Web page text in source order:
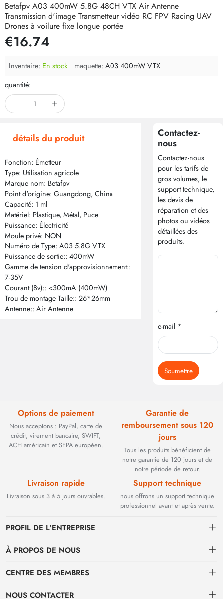
Betafpv A03 400mW 5.8G 48CH VTX Air Antenne
Transmission d'image Transmetteur vidéo RC FPV Racing UAV
Drones à voilure fixe longue portée
€16.74
Inventaire: En stock maquette: A03 400mW VTX
quantité:
détails du produit
Fonction: Émetteur
Type: Utilisation agricole
Marque nom: Betafpv
Point d'origine: Guangdong, China
Capacité: 1 ml
Matériel: Plastique, Métal, Puce
Puissance: Électricité
Moule privé: NON
Numéro de Type: A03 5.8G VTX
Puissance de sortie:: 400mW
Gamme de tension d'approvisionnement::
7-35V
Courant (8v):: <300mA (400mW)
Trou de montage Taille:: 26*26mm
Antenne:: Air Antenne
Contactez-
nous
Contactez-nous
pour les tarifs de
gros volumes, le
support technique,
les devis de
réparation et des
photos ou vidéos
détaillées des
produits.
e-mail *
Soumettre
Options de paiement
Nous acceptons : PayPal, carte de
crédit, virement bancaire, SWIFT,
ACH américain et SEPA européen.
Garantie de
remboursement sous 120
jours
Tous les produits bénéficient de
notre garantie de 120 jours et de
notre période de retour.
Livraison rapide
Livraison sous 3 à 5 jours ouvrables.
Support technique
nous offrons un support technique
professionnel avant et après vente.
PROFIL DE L'ENTREPRISE
Fondée en 2002, BEYOND TECHNOLOGY INTERNATIONAL LIMITED
performance. Face à l'évolution des réseaux industriels, nous avons
À PROPOS DE NOUS
Contact
CENTRE DES MEMBRES
centre personnel
NOUS CONTACTER